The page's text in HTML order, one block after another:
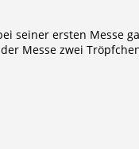
seiner ersten Messe
Messe zwei